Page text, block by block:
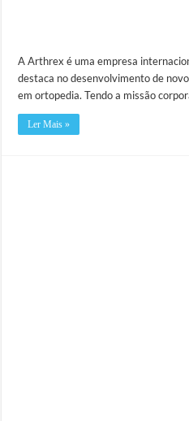
A Arthrex é uma empresa
destaca no desenvolvimento de
em ortopedia. Tendo a missão
Ler Mais »